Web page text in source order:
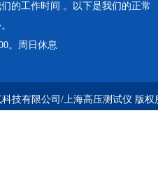
的工作时间 。以下是我们的正常
。周日休息
技有限公司/上海高压测试仪 版权